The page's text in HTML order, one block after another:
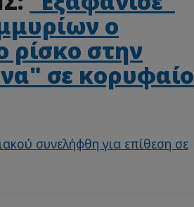
ο
ρίσκο στην
σε κορυφαίο